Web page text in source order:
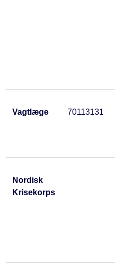
Vagtlæge 70113131
Nordisk
Krisekorps